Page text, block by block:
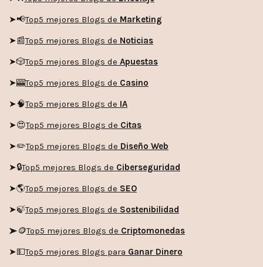
➤📢Top5 mejores Blogs de Marketing
➤📰Top5 mejores Blogs de Noticias
➤🎲Top5 mejores Blogs de Apuestas
➤🎰Top5 mejores Blogs de Casino
➤🧠Top5 mejores Blogs de IA
➤😍Top5 mejores Blogs de Citas
➤✏️Top5 mejores Blogs de Diseño Web
➤🔒Top5 mejores Blogs de Ciberseguridad
➤🌎Top5 mejores Blogs de SEO
➤🍃Top5 mejores Blogs de Sostenibilidad
➤🪙Top5 mejores Blogs de Criptomonedas
➤💵Top5 mejores Blogs para Ganar Dinero